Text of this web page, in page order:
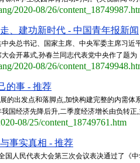
2020-08/26/
、建功新时代 - 中国青年报新闻
央总书记、国家主席、中央军委主席习近
会开幕式,孙春兰同志代表党中央作了题
2020-08/26/
的事 - 推荐
的出发点和落脚点,加快构建完整的内需
国经济先降后升,二季度经济增长由负转
08/25/content_18749761.htm
事实真相 - 推荐
国人民代表大会第三次会议表决通过了《